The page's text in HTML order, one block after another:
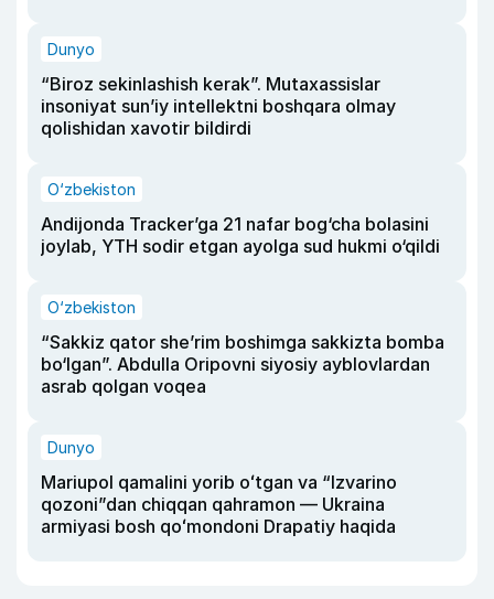
Dunyo
“Biroz sekinlashish kerak”. Mutaxassislar
insoniyat sun’iy intellektni boshqara olmay
qolishidan xavotir bildirdi
O‘zbekiston
Andijonda Tracker’ga 21 nafar bog‘cha bolasini
joylab, YTH sodir etgan ayolga sud hukmi o‘qildi
O‘zbekiston
“Sakkiz qator she’rim boshimga sakkizta bomba
bo‘lgan”. Abdulla Oripovni siyosiy ayblovlardan
asrab qolgan voqea
Dunyo
Mariupol qamalini yorib oʻtgan va “Izvarino
qozoni”dan chiqqan qahramon — Ukraina
armiyasi bosh qoʻmondoni Drapatiy haqida